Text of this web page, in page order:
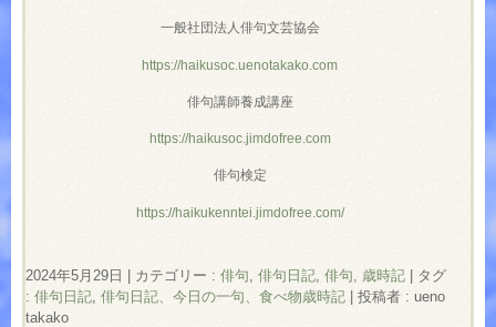
一般社団法人俳句文芸協会
https://haikusoc.uenotakako.com
俳句講師養成講座
https://haikusoc.jimdofree.com
俳句検定
https://haikukenntei.jimdofree.com/
2024年5月29日 | カテゴリー : 俳句 俳句日記 俳句, 歳時記 | タグ
: 俳句日記 俳句日記、今日の一句、食べ物歳時記 | 投稿者 : ueno
takako